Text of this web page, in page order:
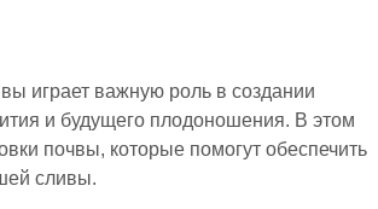
играет важную роль в создании
и будущего плодоношения. В этом
почвы, которые помогут обеспечить
сливы.